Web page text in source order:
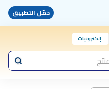
حمّل التطبيق
إلكترونيات